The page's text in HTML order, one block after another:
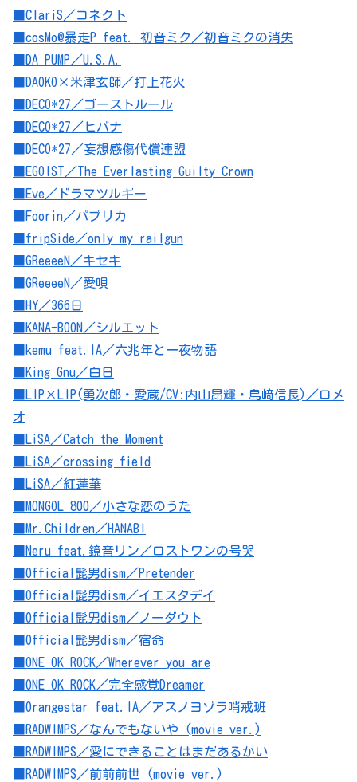
■ClariS／コネクト
■cosMo@暴走P feat. 初音ミク／初音ミクの消失
■DA PUMP／U.S.A.
■DAOKO×米津玄師／打上花火
■DECO*27／ゴーストルール
■DECO*27／ヒバナ
■DECO*27／妄想感傷代償連盟
■EGOIST／The Everlasting Guilty Crown
■Eve／ドラマツルギー
■Foorin／パプリカ
■fripSide／only my railgun
■GReeeeN／キセキ
■GReeeeN／愛唄
■HY／366日
■KANA-BOON／シルエット
■kemu feat.IA／六兆年と一夜物語
■King Gnu／白日
■LIP×LIP(勇次郎・愛蔵/CV:内山昂輝・島﨑信長)／ロメ
オ
■LiSA／Catch the Moment
■LiSA／crossing field
■LiSA／紅蓮華
■MONGOL 800／小さな恋のうた
■Mr.Children／HANABI
■Neru feat.鏡音リン／ロストワンの号哭
■Official髭男dism／Pretender
■Official髭男dism／イエスタデイ
■Official髭男dism／ノーダウト
■Official髭男dism／宿命
■ONE OK ROCK／Wherever you are
■ONE OK ROCK／完全感覚Dreamer
■Orangestar feat.IA／アスノヨゾラ哨戒班
■RADWIMPS／なんでもないや (movie ver.)
■RADWIMPS／愛にできることはまだあるかい
■RADWIMPS／前前前世 (movie ver.)